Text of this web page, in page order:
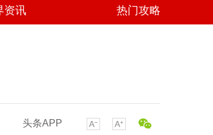
资讯 热门攻略
头条APP